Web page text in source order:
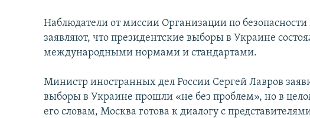
Наблюдатели от миссии Организации по безопасности
заявляют, что президентские выборы в Украине
международными нормами и стандартами.
Министр иностранных дел России Сергей Лавров
выборы в Украине прошли «не без проблем», но в
его словам, Москва готова к диалогу с